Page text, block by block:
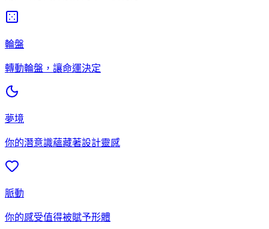
輪盤
轉動輪盤，讓命運決定
夢境
你的潛意識蘊藏著設計靈感
脈動
你的感受值得被賦予形體